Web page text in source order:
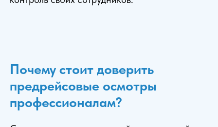
Почему стоит доверить
предрейсовые осмотры
профессионалам?